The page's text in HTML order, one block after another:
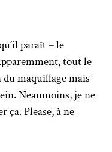
paraît – le
tout le
du maquillage mais
Neanmoins, je ne
ça. Please, à ne